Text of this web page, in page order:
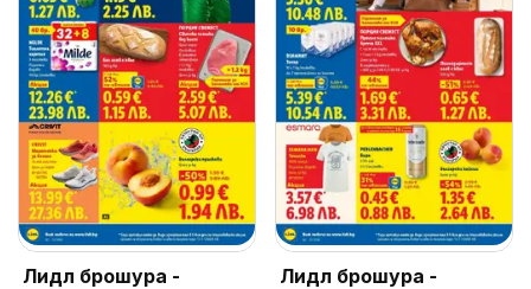
Лидл брошура -
Лидл брошура -